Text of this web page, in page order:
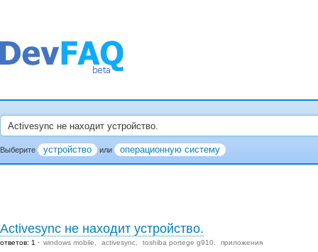
Выберите устройство или операционную систему
Аctivesynс не находит устройство.
ответов: 1 windows mobile activesync toshiba portege g910 приложения